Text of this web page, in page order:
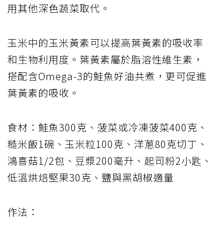
用其他深色蔬菜取代。
玉米中的玉米黃素可以提高葉黃素的吸收率
和生物利用度。葉黃素屬於脂溶性維生素，
搭配含Omega-3的鮭魚好油共煮，更可促進
葉黃素的吸收。
食材：鮭魚300克、菠菜或冷凍菠菜400克、
糙米飯1碗、玉米粒100克、洋蔥80克切丁、
鴻喜菇1/2包、豆漿200毫升、起司粉2小匙、
低溫烘焙堅果30克、鹽與黑胡椒適量
作法：